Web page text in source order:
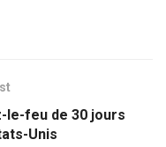
le-feu de 30 jours
Unis